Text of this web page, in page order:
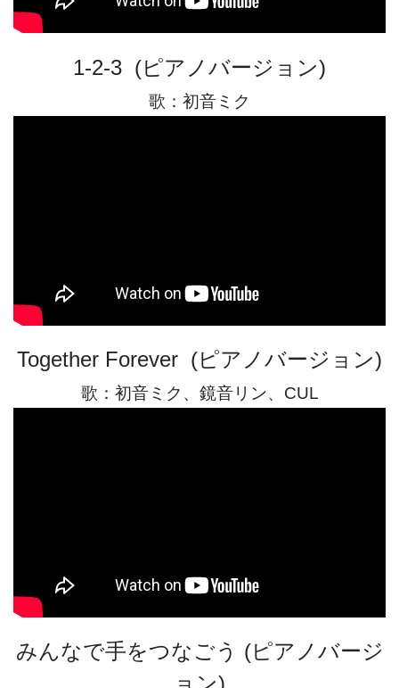
1-2-3 (ピアノバージョン)
歌：初音ミク
Together Forever (ピアノバージョン)
歌：初音ミク、鏡音リン、CUL
みんなで手をつなごう (ピアノバージ
ョン)